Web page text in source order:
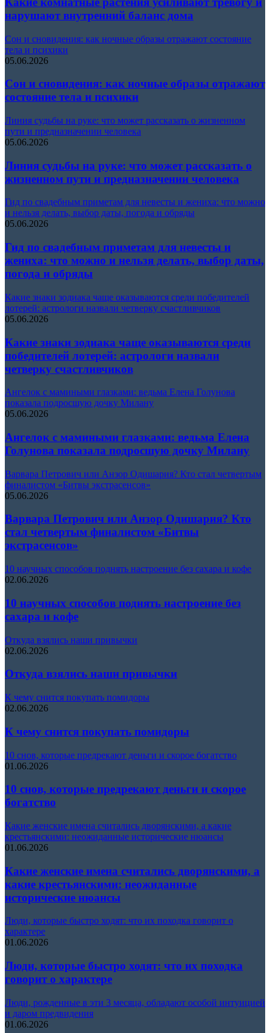
нарушают внутренний баланс дома
Сон и сновидения: как ночные образы отражают состояние
тела и психики
05.06.2026
Сон и сновидения: как ночные образы отражают
состояние тела и психики
Линия судьбы на руке: что может рассказать о жизненном
пути и предназначении человека
05.06.2026
Линия судьбы на руке: что может рассказать о
жизненном пути и предназначении человека
Гид по свадебным приметам для невесты и жениха: что можно
и нельзя делать, выбор даты, погода и обряды
05.06.2026
Гид по свадебным приметам для невесты и
жениха: что можно и нельзя делать, выбор даты,
погода и обряды
Какие знаки зодиака чаще оказываются среди победителей
лотерей: астрологи назвали четверку счастливчиков
05.06.2026
Какие знаки зодиака чаще оказываются среди
победителей лотерей: астрологи назвали
четверку счастливчиков
Ангелок с мамиными глазками: ведьма Елена Голунова
показала подросшую дочку Милану
05.06.2026
Ангелок с мамиными глазками: ведьма Елена
Голунова показала подросшую дочку Милану
Варвара Петрович или Анзор Одишария? Кто стал четвертым
финалистом «Битвы экстрасенсов»
05.06.2026
Варвара Петрович или Анзор Одишария? Кто
стал четвертым финалистом «Битвы
экстрасенсов»
10 научных способов поднять настроение без сахара и кофе
02.06.2026
10 научных способов поднять настроение без
сахара и кофе
Откуда взялись наши привычки
02.06.2026
Откуда взялись наши привычки
К чему снится покупать помидоры
02.06.2026
К чему снится покупать помидоры
10 снов, которые предрекают деньги и скорое богатство
01.06.2026
10 снов, которые предрекают деньги и скорое
богатство
Какие женские имена считались дворянскими, а какие
крестьянскими: неожиданные исторические нюансы
01.06.2026
Какие женские имена считались дворянскими, а
какие крестьянскими: неожиданные
исторические нюансы
Люди, которые быстро ходят: что их походка говорит о
характере
01.06.2026
Люди, которые быстро ходят: что их походка
говорит о характере
Люди, рожденные в эти 3 месяца, обладают особой интуицией
и даром предвидения
01.06.2026